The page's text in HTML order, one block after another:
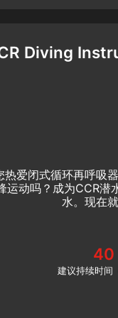
Diving
热爱闭式循环再呼吸
运动吗？成为CCR潜
水。现在
40
建议持续时间